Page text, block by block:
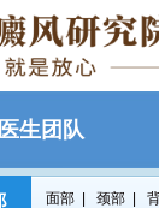
医生团队
面部 颈部